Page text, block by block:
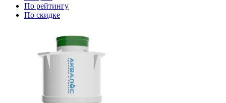
По рейтингу
По скидке